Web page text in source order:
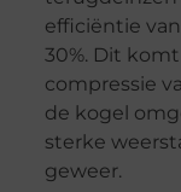
efficiëntie
30%. Dit
compressie
de kogel
sterke
geweer.